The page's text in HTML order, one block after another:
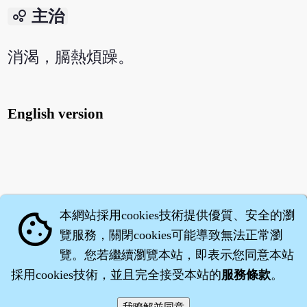
bubble_chart 主治
消渴，膈熱煩躁。
English version
cookie 本網站採用cookies技術提供優質、安全的瀏
覽服務，關閉cookies可能導致無法正常瀏
覽。您若繼續瀏覽本站，即表示您同意本站
採用cookies技術，並且完全接受本站的服務條款。